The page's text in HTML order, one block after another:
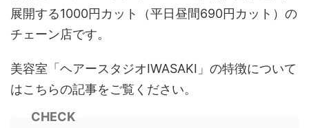
展開する1000円カット（平日昼間690円カット）の
チェーン店です。
美容室「ヘアースタジオIWASAKI」の特徴について
はこちらの記事をご覧ください。
CHECK